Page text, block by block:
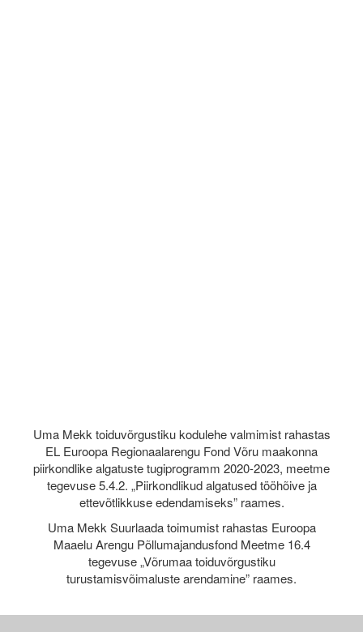
Uma Mekk toiduvõrgustiku kodulehe valmimist rahastas
EL Euroopa Regionaalarengu Fond Võru maakonna
piirkondlike algatuste tugiprogramm 2020-2023, meetme
tegevuse 5.4.2. „Piirkondlikud algatused tööhõive ja
ettevõtlikkuse edendamiseks” raames.
Uma Mekk Suurlaada toimumist rahastas Euroopa
Maaelu Arengu Põllumajandusfond Meetme 16.4
tegevuse „Võrumaa toiduvõrgustiku
turustamisvõimaluste arendamine” raames.